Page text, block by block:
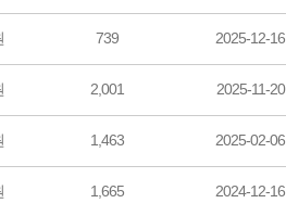
739 2025-12-16
2,001 2025-11-20
1,463 2025-02-06
1,665 2024-12-16